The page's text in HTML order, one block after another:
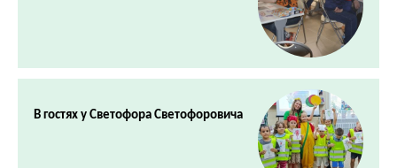
В гостях у Светофора Светофоровича